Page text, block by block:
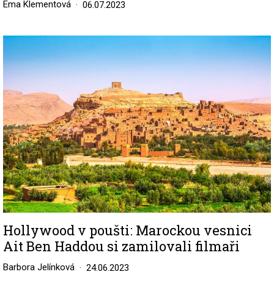
Ema Klementová 06.07.2023
Image
Hollywood v poušti: Marockou vesnici
Ait Ben Haddou si zamilovali filmaři
Barbora Jelínková 24.06.2023